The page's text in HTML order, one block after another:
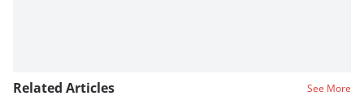
Related Articles See More